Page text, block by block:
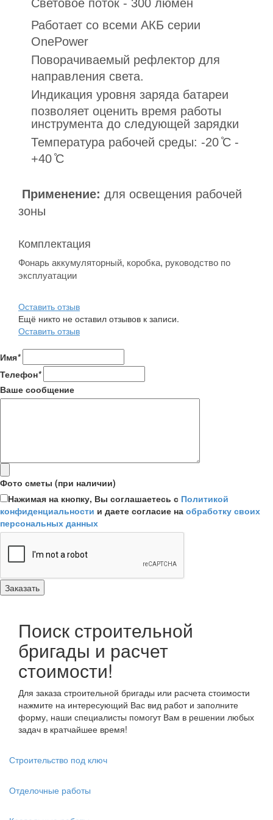
Световое поток - 300 люмен
Работает со всеми АКБ серии
OnePower
Поворачиваемый рефлектор для
направления света.
Индикация уровня заряда батареи
позволяет оценить время работы
инструмента до следующей зарядки
Температура рабочей среды: -20 ̊C -
+40 ̊C
Применение: для освещения рабочей
зоны
Комплектация
Фонарь аккумуляторный, коробка, руководство по
эксплуатации
Оставить отзыв
Ещё никто не оставил отзывов к записи.
Оставить отзыв
Имя*
Телефон*
Ваше сообщение
Фото сметы (при наличии)
Нажимая на кнопку, Вы соглашаетесь с Политикой
конфиденциальности и даете согласие на обработку своих
персональных данных
Поиск строительной
бригады и расчет
стоимости!
Для заказа строительной бригады или расчета стоимости
нажмите на интересующий Вас вид работ и заполните
форму, наши специалисты помогут Вам в решении любых
задач в кратчайшее время!
Строительство под ключ
Отделочные работы